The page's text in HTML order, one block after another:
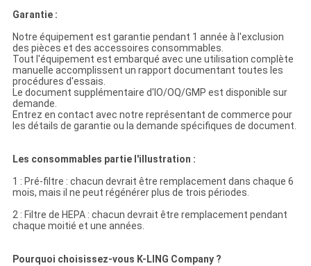
Garantie :
Notre équipement est garantie pendant 1 année à l'exclusion
des pièces et des accessoires consommables.
Tout l'équipement est embarqué avec une utilisation complète
manuelle accomplissent un rapport documentant toutes les
procédures d'essais.
Le document supplémentaire d'IO/OQ/GMP est disponible sur
demande.
Entrez en contact avec notre représentant de commerce pour
les détails de garantie ou la demande spécifiques de document.
Les consommables partie l'illustration :
1 : Pré-filtre : chacun devrait être remplacement dans chaque 6
mois, mais il ne peut régénérer plus de trois périodes.
2 : Filtre de HEPA : chacun devrait être remplacement pendant
chaque moitié et une années.
Pourquoi choisissez-vous K-LING Company ?